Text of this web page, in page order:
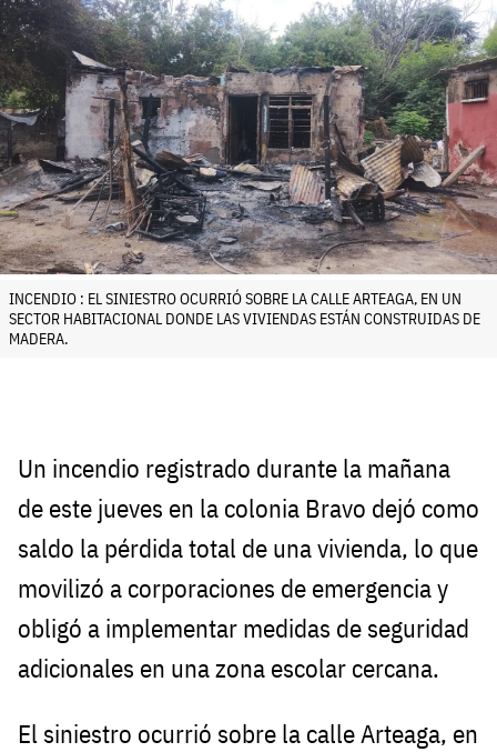
INCENDIO : EL SINIESTRO OCURRIÓ SOBRE LA CALLE ARTEAGA, EN UN
SECTOR HABITACIONAL DONDE LAS VIVIENDAS ESTÁN CONSTRUIDAS DE
MADERA.
Un incendio registrado durante la mañana
de este jueves en la colonia Bravo dejó como
saldo la pérdida total de una vivienda, lo que
movilizó a corporaciones de emergencia y
obligó a implementar medidas de seguridad
adicionales en una zona escolar cercana.
El siniestro ocurrió sobre la calle Arteaga, en